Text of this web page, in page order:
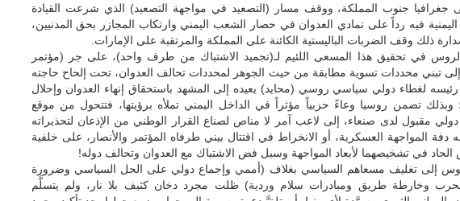
جغرافيا جنوب المملكة، ووقف مسار (التصعيد في مواجهة التصعيد) الذي شرعت القيادة
اليمنية فيه رداً على تمادي العدوان في حصار الشعب اليمني وارتكاب المجازر بحق المدنيين،
ذلك وقف الضربات الباليستية الكائنة على المملكة والمرتقبة على الإمارات.
في تحقيق هذا المسعى اللئيم لـ(تجميد الاشتباك من طرف واحد)، على جر (مؤتمر
تبني محددات تسوية مطابقة من حيث الجوهر لمحددات تحالف العدوان، تحت إلحاح حاجته
لغطاء دولي سياسي روسي (محايد) يعيده إلى المشهد باستحقاق إنهاء العدوان وإحلال
وبذلك تضمن روسيا وعاءً حزبياً مؤثراً في الداخل اليمني تملأه برؤيتها، فتتحول من موقع
مقبول لدى صنعاء، إلى لاعب آمر لا مناص لصناع القرار الوطني من الإذعان لتحذيراته
دفة المواجهة العسكرية، أو الانخراط في اقتتال بيني طرفاه المؤتمر والأنصار، على خلفية
الحاد في تشخيصهما لأبعاد المواجهة وسبل فض الاشتباك مع العدوان وتحالف دوله!
إلى تغليف مسعاهم السياسي بغلاف (أممي وإجماع دولي على الحل السياسي وضرورة
الحرب وخارطة طريق ومبادرات سلام وردية) ظلت مجرد دخان كثيف بلا نار، ولم يتسلَّم